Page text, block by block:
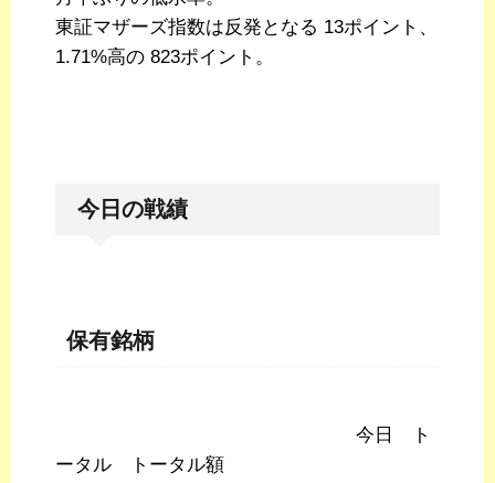
東証マザーズ指数は反発となる 13ポイント、
1.71%高の 823ポイント。
今日の戦績
保有銘柄
今日 ト
ータル トータル額